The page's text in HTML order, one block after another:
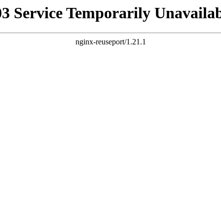
Service Temporarily
nginx-reuseport/1.21.1